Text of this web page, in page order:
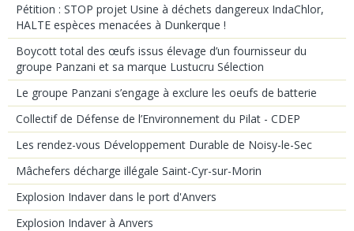
Pétition : STOP projet Usine à déchets dangereux IndaChlor,
HALTE espèces menacées à Dunkerque !
Boycott total des œufs issus élevage d’un fournisseur du
groupe Panzani et sa marque Lustucru Sélection
Le groupe Panzani s’engage à exclure les oeufs de batterie
Collectif de Défense de l’Environnement du Pilat - CDEP
Les rendez-vous Développement Durable de Noisy-le-Sec
Mâchefers décharge illégale Saint-Cyr-sur-Morin
Explosion Indaver dans le port d'Anvers
Explosion Indaver à Anvers